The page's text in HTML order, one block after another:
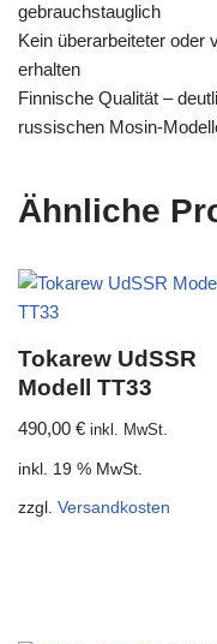
gebrauchstauglich
Kein überarbeiteter oder
erhalten
Finnische Qualität –
russischen Mosin-
Ähnliche
Tokarew UdSSR
Modell TT33
490,00 € inkl. MwSt.
inkl. 19 % MwSt.
zzgl. Versandkosten